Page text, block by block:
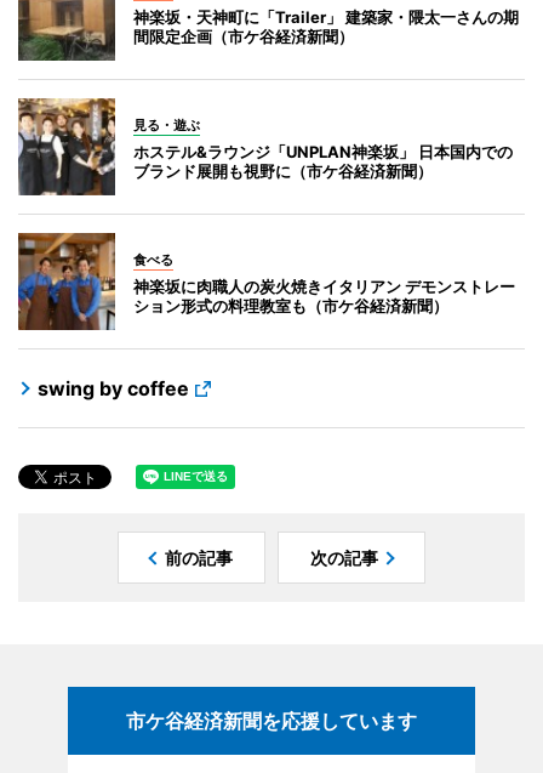
神楽坂・天神町に「Trailer」 建築家・隈太一さんの期
間限定企画（市ケ谷経済新聞）
見る・遊ぶ
ホステル&ラウンジ「UNPLAN神楽坂」 日本国内での
ブランド展開も視野に（市ケ谷経済新聞）
食べる
神楽坂に肉職人の炭火焼きイタリアン デモンストレー
ション形式の料理教室も（市ケ谷経済新聞）
swing by coffee
前の記事 次の記事
市ケ谷経済新聞を応援しています